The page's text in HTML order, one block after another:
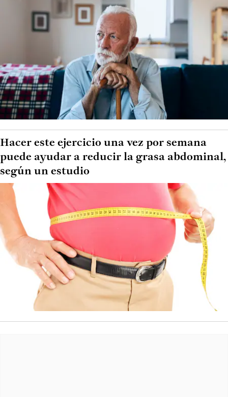
Hacer este ejercicio una vez por semana
puede ayudar a reducir la grasa abdominal,
según un estudio